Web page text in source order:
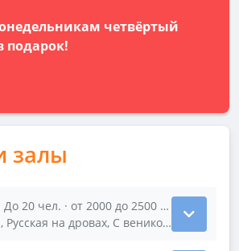
четвёртый
подарок!
залы
До 20 чел. · от 2000 до 2500 р/час
на дровах, С веником · бассейн
зала Большая баня